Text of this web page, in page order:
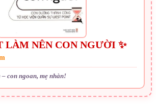
LÀM NÊN CON NGƯỜI ✨
con ngoan, mẹ nhàn!